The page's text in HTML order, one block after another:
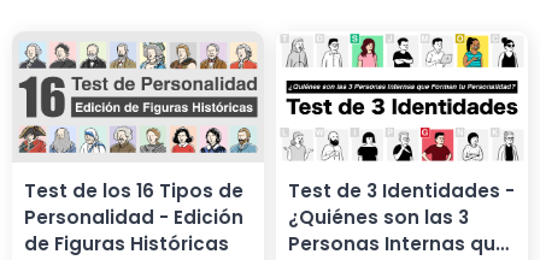
Test de los 16 Tipos de
Personalidad - Edición
de Figuras Históricas
Test de 3 Identidades -
¿Quiénes son las 3
Personas Internas que